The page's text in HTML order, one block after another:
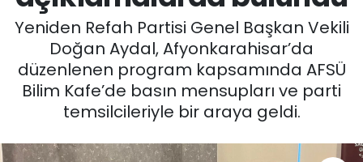
Yeniden Refah Partisi Genel Başkan Vekili
Doğan Aydal, Afyonkarahisar’da
düzenlenen program kapsamında AFSÜ
Bilim Kafe’de basın mensupları ve parti
temsilcileriyle bir araya geldi.
GÜNCEL
SİYASET
EĞİTİM
MAGAZİN
Afyonkarahisar Trafik Yoğunluk Haritası
Süper Lig Puan Durumu ve Fikstür
Tüm Manşetler
Son Dakika Haberleri